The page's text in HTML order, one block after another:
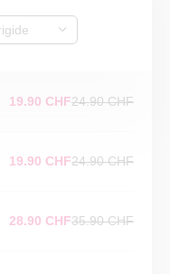
19.90 CHF24.90 CHF
19.90 CHF24.90 CHF
28.90 CHF35.90 CHF